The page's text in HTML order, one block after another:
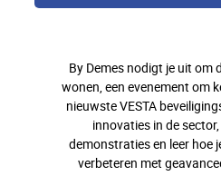
By Demes nodigt je uit om
wonen, een evenement om
nieuwste VESTA
innovaties in de
demonstraties en leer hoe
verbeteren met